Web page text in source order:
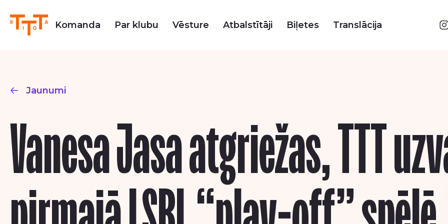
Komanda Par klubu Vēsture Atbalstītāji Biļetes Translācija
Jaunumi
Vanesa Jasa atgriežas, TTT